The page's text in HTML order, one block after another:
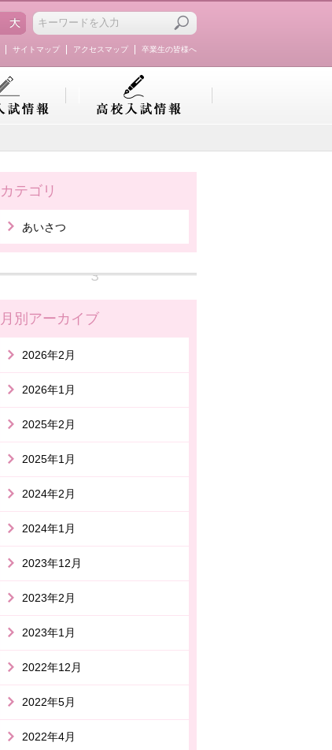
卒業生の皆様へ
アクセスマップ
サイトマップ
カテゴリ
あいさつ
月別アーカイブ
2026年2月
2026年1月
2025年2月
2025年1月
2024年2月
2024年1月
2023年12月
2023年2月
2023年1月
2022年12月
2022年5月
2022年4月